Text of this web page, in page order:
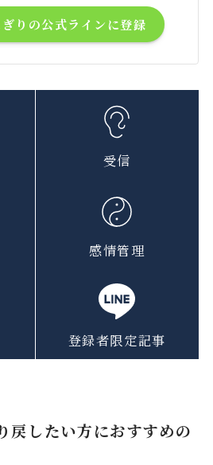
りの公式ラインに登録
受信
感情管理
登録者限定記事
戻したい方におすすめの